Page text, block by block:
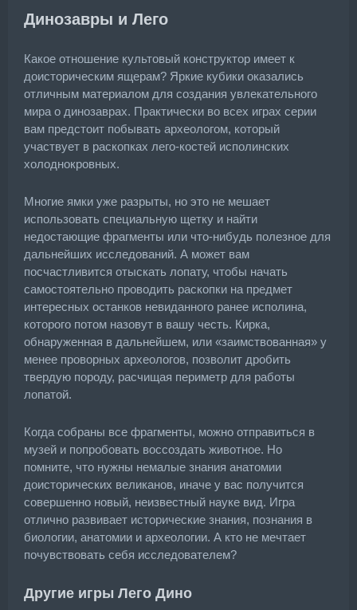
Динозавры и Лего
Какое отношение культовый конструктор имеет к
доисторическим ящерам? Яркие кубики оказались
отличным материалом для создания увлекательного
мира о динозаврах. Практически во всех играх серии
вам предстоит побывать археологом, который
участвует в раскопках лего-костей исполинских
холоднокровных.
Многие ямки уже разрыты, но это не мешает
использовать специальную щетку и найти
недостающие фрагменты или что-нибудь полезное для
дальнейших исследований. А может вам
посчастливится отыскать лопату, чтобы начать
самостоятельно проводить раскопки на предмет
интересных останков невиданного ранее исполина,
которого потом назовут в вашу честь. Кирка,
обнаруженная в дальнейшем, или «заимствованная» у
менее проворных археологов, позволит дробить
твердую породу, расчищая периметр для работы
лопатой.
Когда собраны все фрагменты, можно отправиться в
музей и попробовать воссоздать животное. Но
помните, что нужны немалые знания анатомии
доисторических великанов, иначе у вас получится
совершенно новый, неизвестный науке вид. Игра
отлично развивает исторические знания, познания в
биологии, анатомии и археологии. А кто не мечтает
почувствовать себя исследователем?
Другие игры Лего Дино